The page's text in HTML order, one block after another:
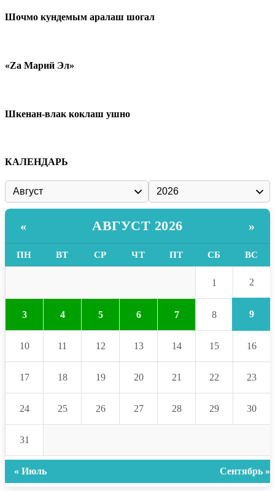
Шочмо кундемым аралаш шогал
«Zа Марий Эл»
Шкенан-влак коклаш ушно
КАЛЕНДАРЬ
« АВГУСТ 2026 »
ПН ВТ СР ЧТ ПТ СБ ВС
1 2
3 4 5 6 7 8 9
10 11 12 13 14 15 16
17 18 19 20 21 22 23
24 25 26 27 28 29 30
31
« Июль Сентябрь »